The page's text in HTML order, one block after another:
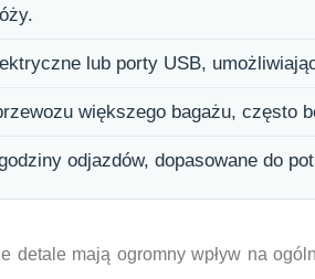
lub porty USB,
większego bagażu, często
odjazdów, dopasowane do
detale mają ogromny wpływ na